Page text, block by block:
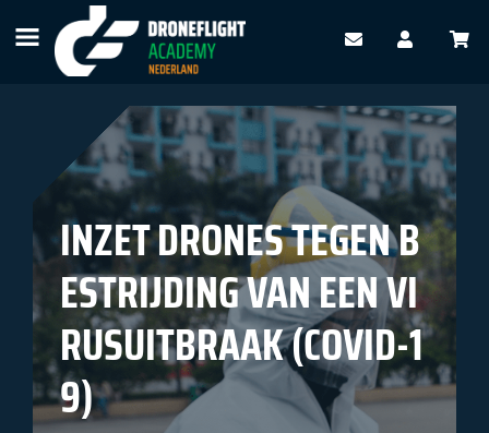
TERUG NAAR OVERZICHT
INZET DRONES TEGEN B
ESTRIJDING VAN EEN VI
RUSUITBRAAK (COVID-1
9)